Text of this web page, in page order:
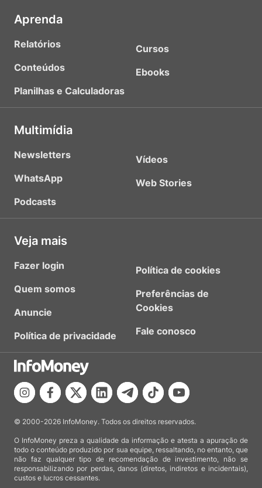
Aprenda
Relatórios
Conteúdos
Planilhas e Calculadoras
Cursos
Ebooks
Multimídia
Newsletters
WhatsApp
Podcasts
Vídeos
Web Stories
Veja mais
Fazer login
Quem somos
Anuncie
Política de privacidade
Política de cookies
Preferências de
Cookies
Fale conosco
© 2000-2026 InfoMoney. Todos os direitos reservados.
O InfoMoney preza a qualidade da informação e atesta a apuração de
todo o conteúdo produzido por sua equipe, ressaltando, no entanto, que
não faz qualquer tipo de recomendação de investimento, não se
responsabilizando por perdas, danos (diretos, indiretos e incidentais),
custos e lucros cessantes.